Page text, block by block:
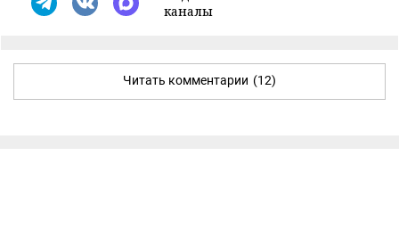
каналы
Читать комментарии (12)